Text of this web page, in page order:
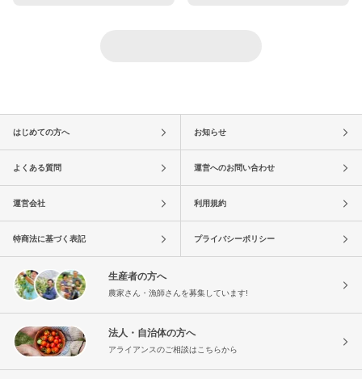
はじめての方へ お知らせ
よくある質問 運営へのお問い合わせ
運営会社 利用規約
特商法に基づく表記 プライバシーポリシー
生産者の方へ
農家さん・漁師さんを募集しています!
法人・自治体の方へ
アライアンスのご相談はこちらから